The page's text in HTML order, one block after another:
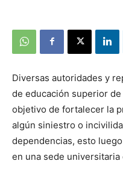
Diversas autoridades y
de educación superior
objetivo de fortalecer la
algún siniestro o
dependencias, esto
en una sede universitaria